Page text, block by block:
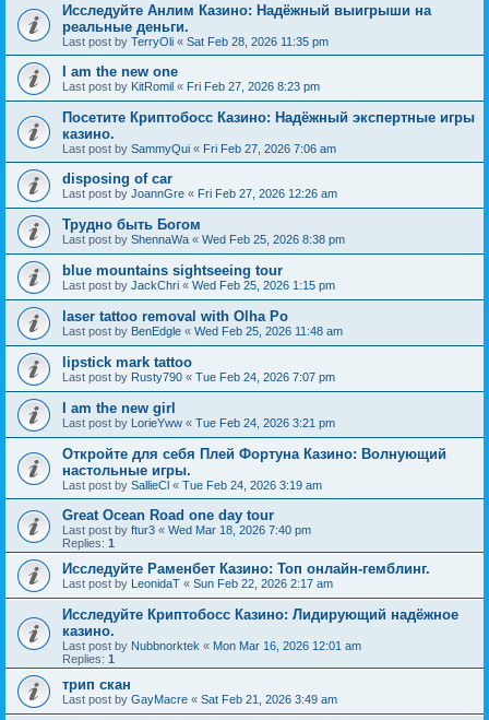
Исследуйте Анлим Казино: Надёжный выигрыши на
реальные деньги.
Last post by TerryOli « Sat Feb 28, 2026 11:35 pm
I am the new one
Last post by KitRomil « Fri Feb 27, 2026 8:23 pm
Посетите Криптобосс Казино: Надёжный экспертные игры
казино.
Last post by SammyQui « Fri Feb 27, 2026 7:06 am
disposing of car
Last post by JoannGre « Fri Feb 27, 2026 12:26 am
Трудно быть Богом
Last post by ShennaWa « Wed Feb 25, 2026 8:38 pm
blue mountains sightseeing tour
Last post by JackChri « Wed Feb 25, 2026 1:15 pm
laser tattoo removal with Olha Po
Last post by BenEdgle « Wed Feb 25, 2026 11:48 am
lipstick mark tattoo
Last post by Rusty790 « Tue Feb 24, 2026 7:07 pm
I am the new girl
Last post by LorieYww « Tue Feb 24, 2026 3:21 pm
Откройте для себя Плей Фортуна Казино: Волнующий
настольные игры.
Last post by SallieCl « Tue Feb 24, 2026 3:19 am
Great Ocean Road one day tour
Last post by ftur3 « Wed Mar 18, 2026 7:40 pm
Replies: 1
Исследуйте Раменбет Казино: Топ онлайн-гемблинг.
Last post by LeonidaT « Sun Feb 22, 2026 2:17 am
Исследуйте Криптобосс Казино: Лидирующий надёжное
казино.
Last post by Nubbnorktek « Mon Mar 16, 2026 12:01 am
Replies: 1
трип скан
Last post by GayMacre « Sat Feb 21, 2026 3:49 am